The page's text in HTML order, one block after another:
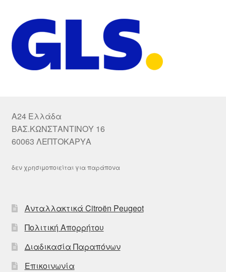
A24 Ελλάδα
ΒΑΣ.ΚΩΝΣΤΑΝΤΙΝΟΥ 16
60063 ΛΕΠΤΟΚΑΡΥΑ
δεν χρησιμοποιείται για παράπονα
Ανταλλακτικά Citroën Peugeot
Πολιτική Απορρήτου
Διαδικασία Παραπόνων
Επικοινωνία